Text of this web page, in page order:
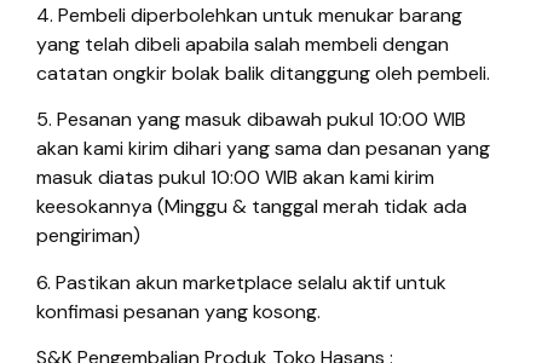
4. Pembeli diperbolehkan untuk menukar barang
yang telah dibeli apabila salah membeli dengan
catatan ongkir bolak balik ditanggung oleh pembeli.
5. Pesanan yang masuk dibawah pukul 10:00 WIB
akan kami kirim dihari yang sama dan pesanan yang
masuk diatas pukul 10:00 WIB akan kami kirim
keesokannya (Minggu & tanggal merah tidak ada
pengiriman)
6. Pastikan akun marketplace selalu aktif untuk
konfimasi pesanan yang kosong.
S&K Pengembalian Produk Toko Hasans :